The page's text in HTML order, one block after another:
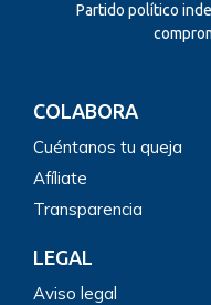
Partido político
COLABORA
Cuéntanos tu queja
Afíliate
Transparencia
LEGAL
Aviso legal